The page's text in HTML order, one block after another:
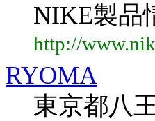
NIKE製品
http://
RYOMA
東京都八